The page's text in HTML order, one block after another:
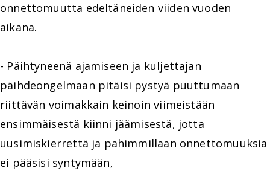
onnettomuutta edeltäneiden viiden vuoden
aikana.
- Päihtyneenä ajamiseen ja kuljettajan
päihdeongelmaan pitäisi pystyä puuttumaan
riittävän voimakkain keinoin viimeistään
ensimmäisestä kiinni jäämisestä, jotta
uusimiskierrettä ja pahimmillaan onnettomuuksia
ei pääsisi syntymään,